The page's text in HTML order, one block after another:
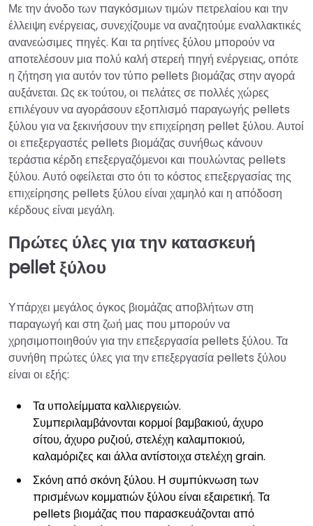
Με την άνοδο των παγκόσμιων τιμών πετρελαίου και την
έλλειψη ενέργειας, συνεχίζουμε να αναζητούμε εναλλακτικές
ανανεώσιμες πηγές. Και τα ρητίνες ξύλου μπορούν να
αποτελέσουν μια πολύ καλή στερεή πηγή ενέργειας, οπότε
η ζήτηση για αυτόν τον τύπο pellets βιομάζας στην αγορά
αυξάνεται. Ως εκ τούτου, οι πελάτες σε πολλές χώρες
επιλέγουν να αγοράσουν εξοπλισμό παραγωγής pellets
ξύλου για να ξεκινήσουν την επιχείρηση pellet ξύλου. Αυτοί
οι επεξεργαστές pellets βιομάζας συνήθως κάνουν
τεράστια κέρδη επεξεργαζόμενοι και πουλώντας pellets
ξύλου. Αυτό οφείλεται στο ότι το κόστος επεξεργασίας της
επιχείρησης pellets ξύλου είναι χαμηλό και η απόδοση
κέρδους είναι μεγάλη.
Πρώτες ύλες για την κατασκευή
pellet ξύλου
Υπάρχει μεγάλος όγκος βιομάζας αποβλήτων στη
παραγωγή και στη ζωή μας που μπορούν να
χρησιμοποιηθούν για την επεξεργασία pellets ξύλου. Τα
συνήθη πρώτες ύλες για την επεξεργασία pellets ξύλου
είναι οι εξής:
Τα υπολείμματα καλλιεργειών.
Συμπεριλαμβάνονται κορμοί βαμβακιού, άχυρο
σίτου, άχυρο ρυζιού, στελέχη καλαμποκιού,
καλαμόριζες και άλλα αντίστοιχα στελέχη grain.
Σκόνη από σκόνη ξύλου. Η συμπύκνωση των
πρισμένων κομματιών ξύλου είναι εξαιρετική. Τα
pellets βιομάζας που παρασκευάζονται από